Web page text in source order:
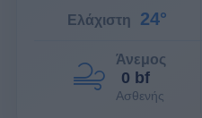
Ελάχιστη 24°
Άνεμος
0 bf
Ασθενής